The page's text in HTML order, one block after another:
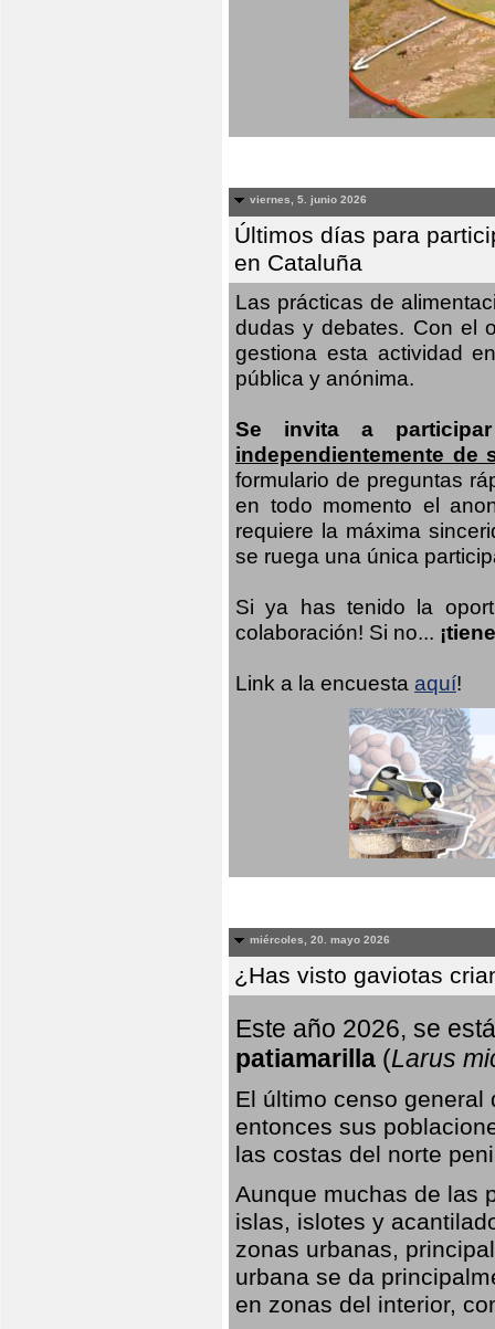
viernes, 5. junio 2026
Últimos días para
en Cataluña
Las prácticas de
dudas y debates. Con el
gestiona esta actividad
pública y anónima.
Se invita a
independientemente
formulario de preguntas
en todo momento el
requiere la máxima
se ruega una única
Si ya has tenido la
colaboración! Si no...
Link a la encuesta aquí!
miércoles, 20. mayo 2026
¿Has visto gaviotas
Este año 2026, se
patiamarilla (Larus
El último censo
entonces sus
las costas del norte
Aunque muchas de las
islas, islotes y
zonas urbanas,
urbana se da
en zonas del interior,